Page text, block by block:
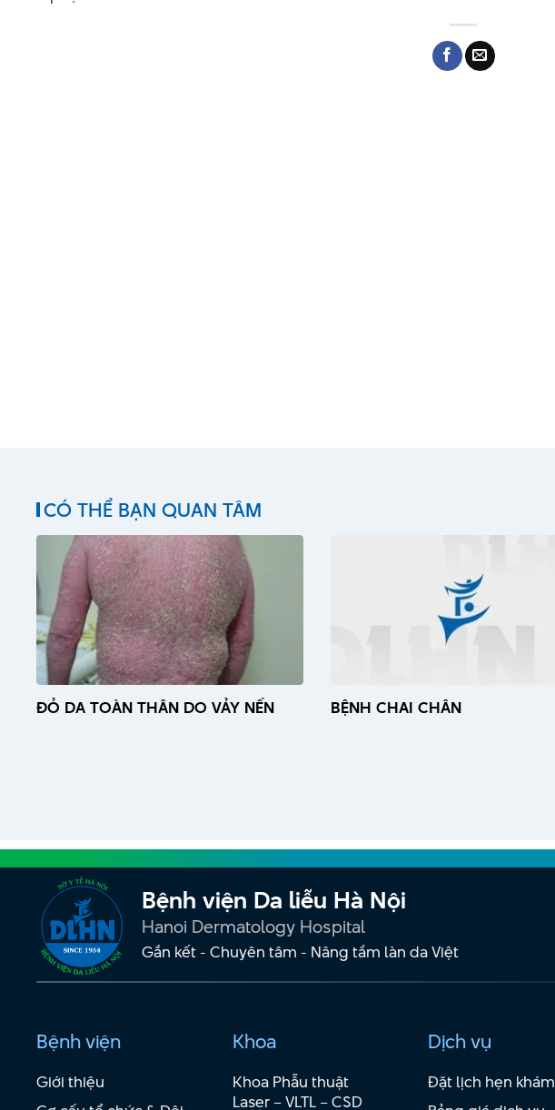
CÓ THỂ BẠN QUAN TÂM
ĐỎ DA TOÀN THÂN DO VẢY NẾN BỆNH CHAI CHÂN
Bệnh viện Da liễu Hà Nội
Hanoi Dermatology Hospital
Gắn kết - Chuyên tâm - Nâng tầm làn da Việt
Bệnh viện
Giới thiệu
Khoa
Khoa Phẫu thuật
Laser – VLTL – CSD
Dịch vụ
Đặt lịch hẹn khám